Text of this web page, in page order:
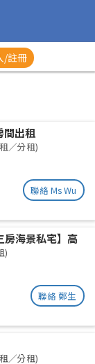
/註冊
間出租
／分租)
聯絡 Ms Wu
房海景私宅】高
咫尺 即住配置
)
聯絡 鄭生
／分租)